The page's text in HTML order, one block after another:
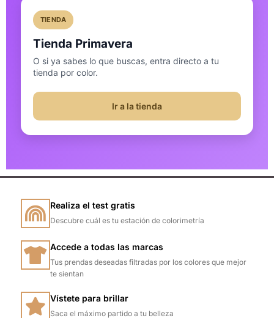
TIENDA
Tienda Primavera
O si ya sabes lo que buscas, entra directo a tu
tienda por color.
Ir a la tienda
Realiza el test gratis
Descubre cuál es tu estación de colorimetría
Accede a todas las marcas
Tus prendas deseadas filtradas por los colores que mejor
te sientan
Vístete para brillar
Saca el máximo partido a tu belleza